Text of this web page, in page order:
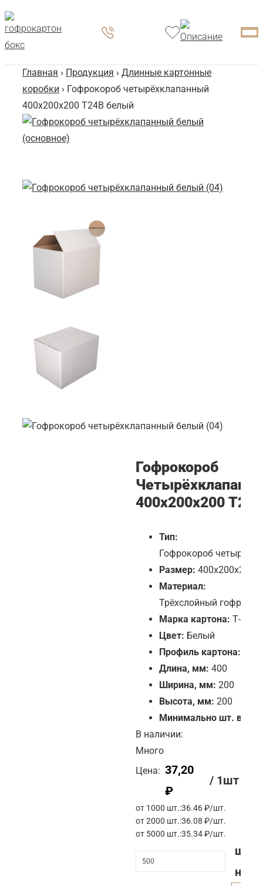
Главная › Продукция › Длинные картонные
коробки › Гофрокороб четырёхклапанный
400х200х200 Т24В белый
Гофрокороб
400х200х200
В наличии:
Много
Цена: 37,20
₽
/ 1шт
от 1000 шт.:36.46 ₽/шт.
от 2000 шт.:36.08 ₽/шт.
от 5000 шт.:35.34 ₽/шт.
шт
на
Тип:
Гофрокороб
Размер: 400х200х200
Материал:
Трёхслойный
Марка картона: Т-24
Цвет: Белый
Профиль картона:
Длина, мм: 400
Ширина, мм: 200
Высота, мм: 200
Минимально шт. в